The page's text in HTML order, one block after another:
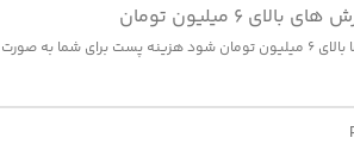
6 میلیون تومان
چنان چه جمع صورت حساب شما بالای 6 میلیون تومان شود هزینه پست برای شما به صورت